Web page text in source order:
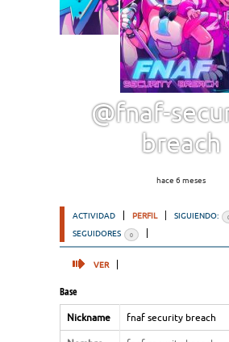
@fnaf-
breach
hace 6 meses
ACTIVIDAD PERFIL SIGUIENDO:
SEGUIDORES 0
VER
Base
Nickname fnaf security breach